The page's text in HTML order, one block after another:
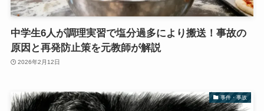
中学生6人が調理実習で塩分過多により搬送！事故の
原因と再発防止策を元教師が解説
2026年2月12日
事件・事故